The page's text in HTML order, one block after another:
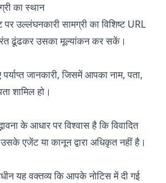
का स्थान
पर उल्लंघनकारी सामग्री का विशिष्ट URL
ढूंढकर उसका मूल्यांकन कर सकें।
जानकारी, जिसमें आपका नाम, पता,
शामिल हो।
के आधार पर विश्वास है कि विवादित
उसके एजेंट या कानून द्वारा अधिकृत नहीं है।
यह वक्तव्य कि आपके नोटिस में दी गई